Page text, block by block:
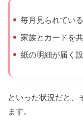
毎月見られている
家族とカードを
紙の明細が届く
といった状況だと、
ます。